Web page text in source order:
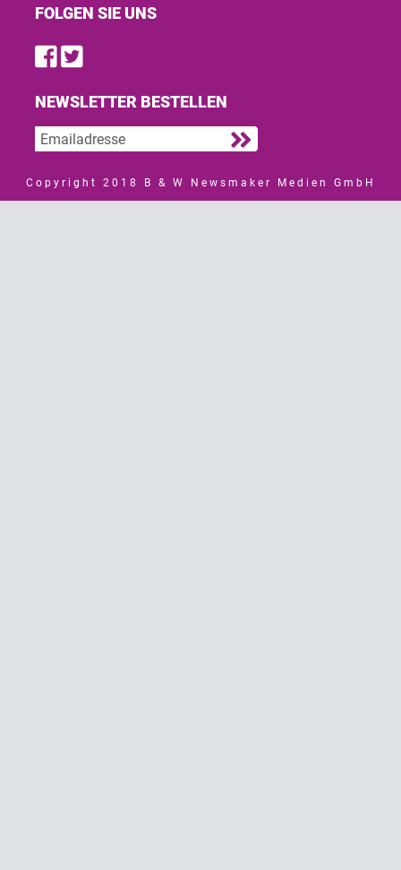
FOLGEN SIE UNS
Find us on Facebook
Follow us on Twitter
NEWSLETTER BESTELLEN
Copyright 2018 B & W Newsmaker Medien GmbH